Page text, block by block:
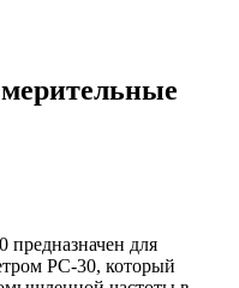
для
РС-30, который